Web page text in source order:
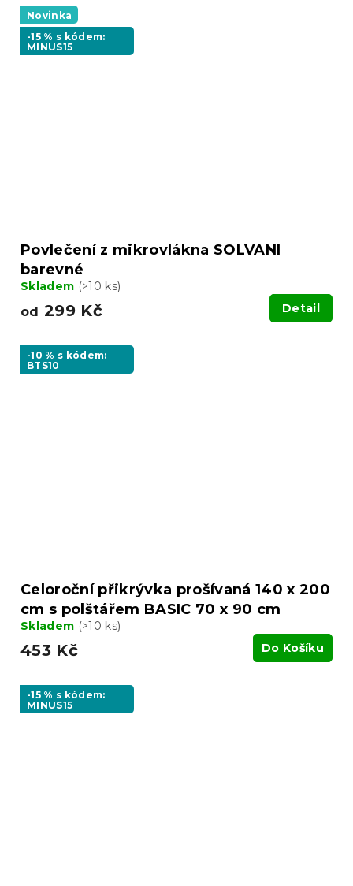
Novinka
-15 % s kódem:
MINUS15
Povlečení z mikrovlákna SOLVANI
barevné
Skladem (>10 ks)
od 299 Kč Detail
-10 % s kódem:
BTS10
Celoroční přikrývka prošívaná 140 x 200
cm s polštářem BASIC 70 x 90 cm
Skladem (>10 ks)
453 Kč Do Košíku
-15 % s kódem:
MINUS15